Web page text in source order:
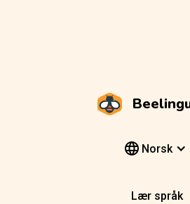
Norsk
Lær språk